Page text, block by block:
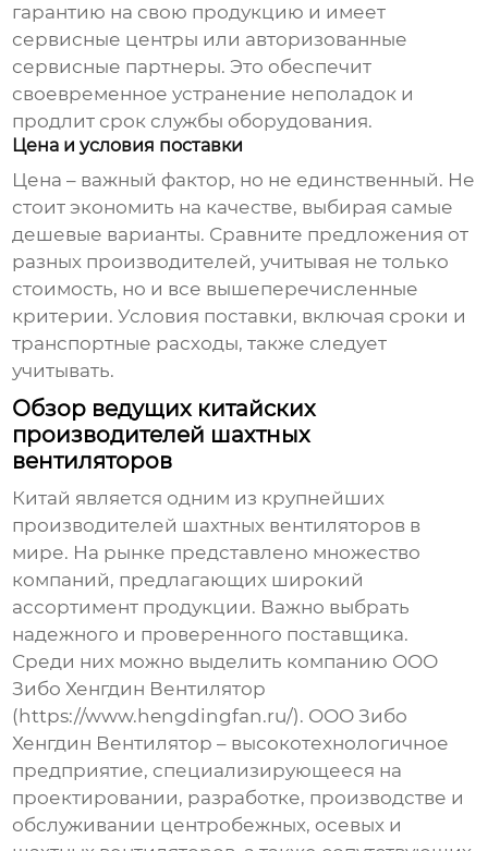
гарантию на свою продукцию и имеет
сервисные центры или авторизованные
сервисные партнеры. Это обеспечит
своевременное устранение неполадок и
продлит срок службы оборудования.
Цена и условия поставки
Цена – важный фактор, но не единственный. Не
стоит экономить на качестве, выбирая самые
дешевые варианты. Сравните предложения от
разных производителей, учитывая не только
стоимость, но и все вышеперечисленные
критерии. Условия поставки, включая сроки и
транспортные расходы, также следует
учитывать.
Обзор ведущих китайских
производителей шахтных
вентиляторов
Китай является одним из крупнейших
производителей шахтных вентиляторов в
мире. На рынке представлено множество
компаний, предлагающих широкий
ассортимент продукции. Важно выбрать
надежного и проверенного поставщика.
Среди них можно выделить компанию ООО
Зибо Хенгдин Вентилятор
( https://www.hengdingfan.ru/). ООО Зибо
Хенгдин Вентилятор – высокотехнологичное
предприятие, специализирующееся на
проектировании, разработке, производстве и
обслуживании центробежных, осевых и